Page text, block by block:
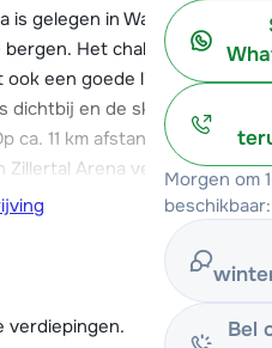
Morgen om
beschikbaar:
Bel
gelegen in Wald im Pinzgau
Het chalet is niet
een goede ligging. Het
dichtbij en de skibus stopt
ca. 11 km afstand kan je met
Zillertal Arena verkennen. Als
kan je naar de Wildkogel
faciliteiten zoals een
bar, een aantal
verdiepingen.